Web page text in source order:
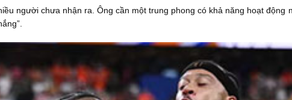
người chưa nhận ra. Ông cần một trung phong có khả năng hoạt động